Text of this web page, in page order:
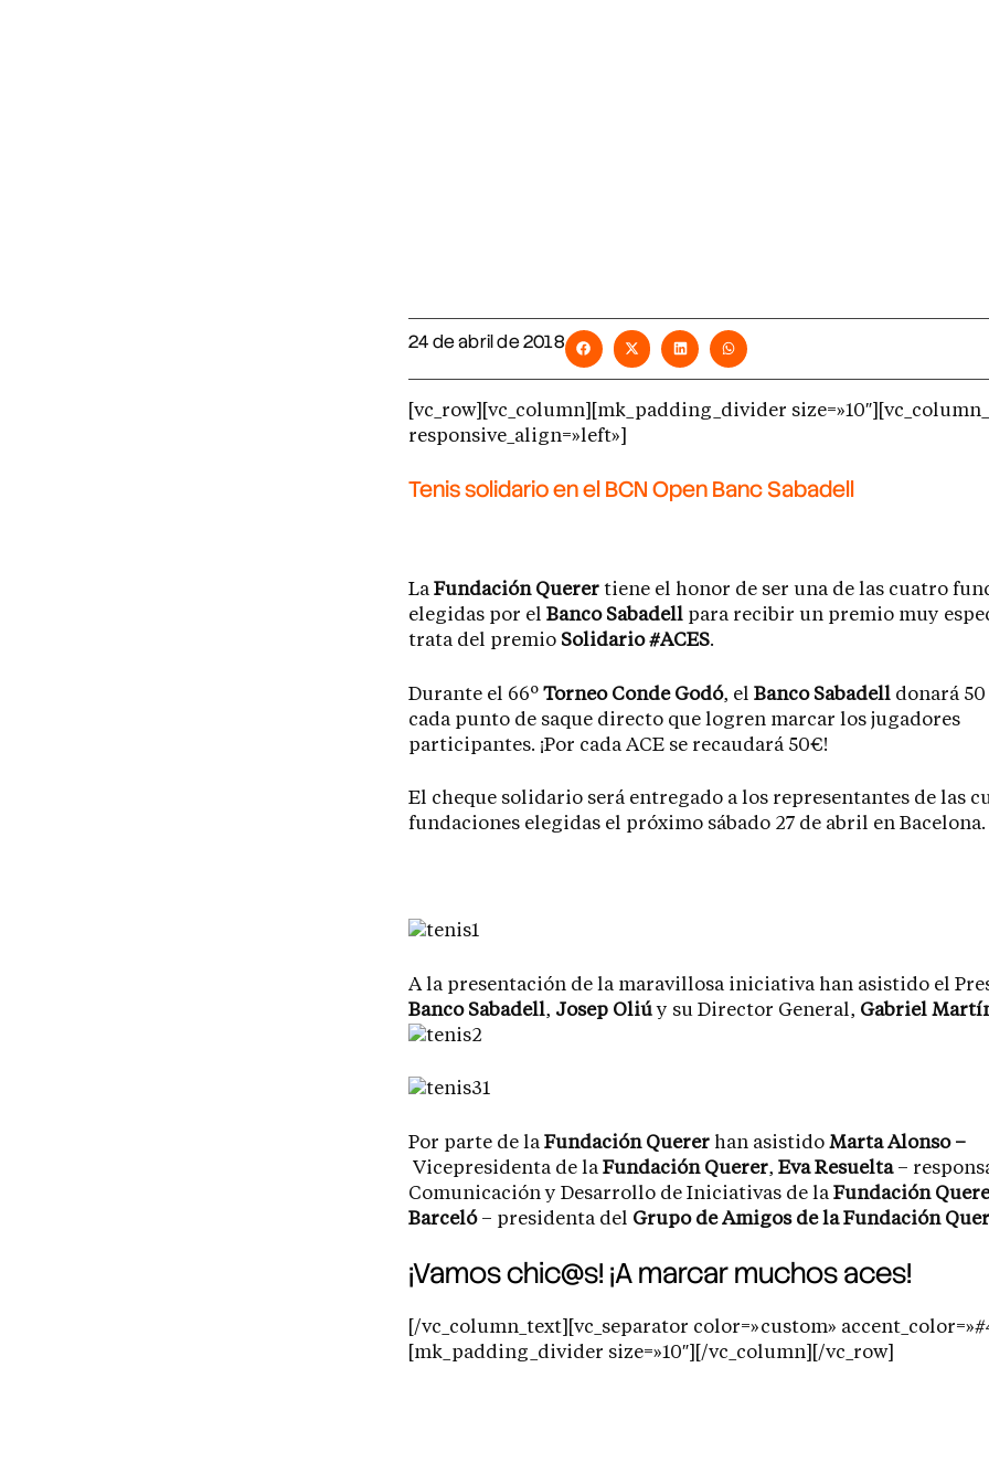
24 de abril de 2018
[vc_row][vc_column][mk_padding_divider
responsive_align=»left»]
Tenis solidario en el BCN Open Banc Sabadell
La Fundación Querer tiene el honor de ser una de las cuatro
elegidas por el Banco Sabadell para recibir un premio muy
trata del premio Solidario #ACES.
Durante el 66º Torneo Conde Godó, el Banco Sabadell donará
cada punto de saque directo que logren marcar los jugadores
participantes. ¡Por cada ACE se recaudará 50€!
El cheque solidario será entregado a los representantes de las
fundaciones elegidas el próximo sábado 27 de abril en Bacelona.
A la presentación de la maravillosa iniciativa han asistido el
Banco Sabadell, Josep Oliúy su Director General, Gabriel
Por parte de la Fundación Querer han asistido Marta Alonso –
Vicepresidenta de la Fundación Querer, Eva Resuelta–
Comunicación y Desarrollo de Iniciativas de la Fundación
Barceló– presidenta del Grupo de Amigos de la Fundación
¡Vamos chic@s! ¡A marcar muchos aces!
[/vc_column_text][vc_separator color=»custom»
[mk_padding_divider size=»10″][/vc_column][/vc_row]